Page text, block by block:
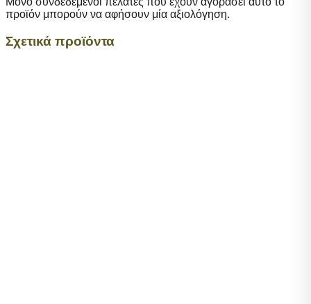
προϊόν μπορούν να αφήσουν μία αξιολόγηση.
Σχετικά προϊόντα